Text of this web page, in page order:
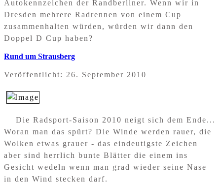
Autokennzeichen der Randberliner. Wenn wir in
Dresden mehrere Radrennen von einem Cup
zusammenhalten würden, würden wir dann den
Doppel D Cup haben?
Rund um Strausberg
Veröffentlicht: 26. September 2010
Die Radsport-Saison 2010 neigt sich dem Ende...
Woran man das spürt? Die Winde werden rauer, die
Wolken etwas grauer - das eindeutigste Zeichen
aber sind herrlich bunte Blätter die einem ins
Gesicht wedeln wenn man grad wieder seine Nase
in den Wind stecken darf.